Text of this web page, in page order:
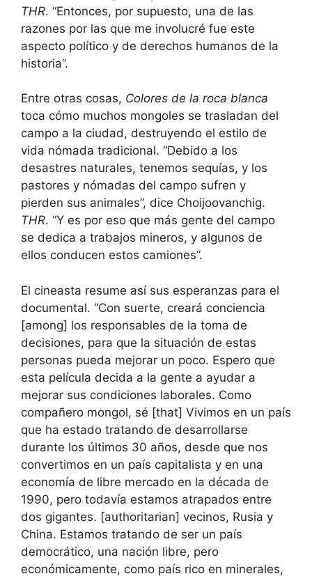
THR. “Entonces, por supuesto, una de las
razones por las que me involucré fue este
aspecto político y de derechos humanos de la
historia”.
Entre otras cosas, Colores de la roca blanca
toca cómo muchos mongoles se trasladan del
campo a la ciudad, destruyendo el estilo de
vida nómada tradicional. “Debido a los
desastres naturales, tenemos sequías, y los
pastores y nómadas del campo sufren y
pierden sus animales”, dice Choijoovanchig.
THR. “Y es por eso que más gente del campo
se dedica a trabajos mineros, y algunos de
ellos conducen estos camiones”.
El cineasta resume así sus esperanzas para el
documental. “Con suerte, creará conciencia
[among] los responsables de la toma de
decisiones, para que la situación de estas
personas pueda mejorar un poco. Espero que
esta película decida a la gente a ayudar a
mejorar sus condiciones laborales. Como
compañero mongol, sé [that] Vivimos en un país
que ha estado tratando de desarrollarse
durante los últimos 30 años, desde que nos
convertimos en un país capitalista y en una
economía de libre mercado en la década de
1990, pero todavía estamos atrapados entre
dos gigantes. [authoritarian] vecinos, Rusia y
China. Estamos tratando de ser un país
democrático, una nación libre, pero
económicamente, como país rico en minerales,